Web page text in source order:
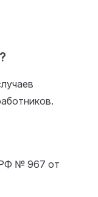
РФ № 967 от